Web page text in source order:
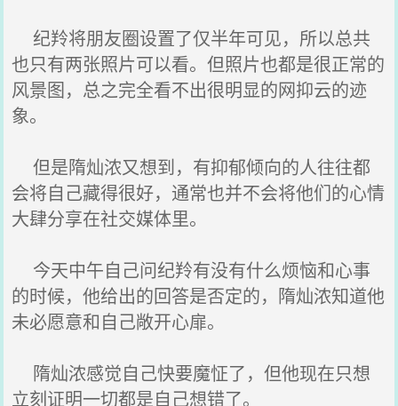
纪羚将朋友圈设置了仅半年可见，所以总共
也只有两张照片可以看。但照片也都是很正常的
风景图，总之完全看不出很明显的网抑云的迹
象。
但是隋灿浓又想到，有抑郁倾向的人往往都
会将自己藏得很好，通常也并不会将他们的心情
大肆分享在社交媒体里。
今天中午自己问纪羚有没有什么烦恼和心事
的时候，他给出的回答是否定的，隋灿浓知道他
未必愿意和自己敞开心扉。
隋灿浓感觉自己快要魔怔了，但他现在只想
立刻证明一切都是自己想错了。